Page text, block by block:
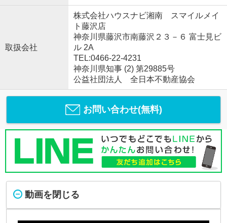
取扱会社
株式会社ハウスナビ湘南 スマイルメイ
ト藤沢店
神奈川県藤沢市南藤沢２３－６ 富士見ビ
ル 2A
TEL:0466-22-4231
神奈川県知事 (2) 第29885号
公益社団法人 全日本不動産協会
お問い合わせ(無料)
動画を閉じる